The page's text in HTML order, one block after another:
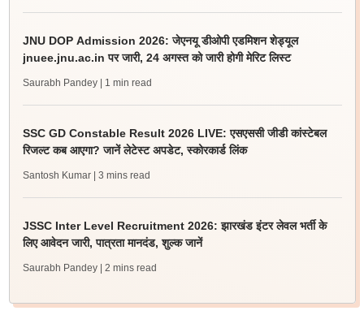
JNU DOP Admission 2026: जेएनयू डीओपी एडमिशन शेड्यूल
jnuee.jnu.ac.in पर जारी, 24 अगस्त को जारी होगी मेरिट लिस्ट
Saurabh Pandey | 1 min read
SSC GD Constable Result 2026 LIVE: एसएससी जीडी कांस्टेबल
रिजल्ट कब आएगा? जानें लेटेस्ट अपडेट, स्कोरकार्ड लिंक
Santosh Kumar | 3 mins read
JSSC Inter Level Recruitment 2026: झारखंड इंटर लेवल भर्ती के
लिए आवेदन जारी, पात्रता मानदंड, शुल्क जानें
Saurabh Pandey | 2 mins read